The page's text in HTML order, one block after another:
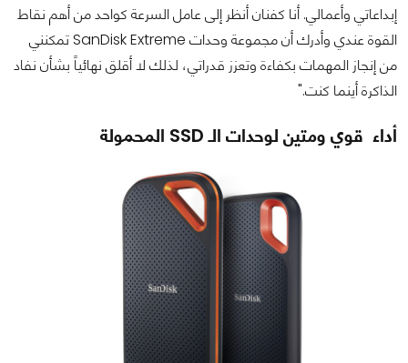
إبداعاتي وأعمالي. أنا كفنان أنظر إلى عامل السرعة كواحد من أهم نقاط
القوة عندي وأدرك أن مجموعة وحدات SanDisk Extreme تمكنني
من إنجاز المهمات بكفاءة وتعزز قدراتي، لذلك لا أقلق نهائياً بشأن نفاد
الذاكرة أينما كنت."
أداء قوي ومتين لوحدات الـ SSD المحمولة